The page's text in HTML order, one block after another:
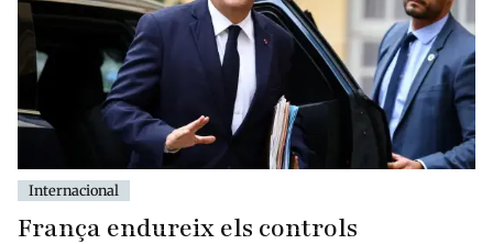
Internacional
França endureix els controls